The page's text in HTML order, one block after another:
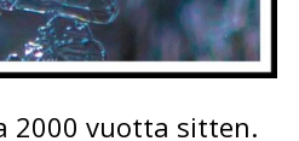
2000 vuotta sitten.